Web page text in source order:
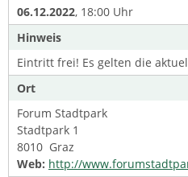
06.12.2022, 18:00 Uhr
Hinweis
Eintritt frei! Es gelten die
Ort
Forum Stadtpark
Stadtpark 1
8010 Graz
Web: http://